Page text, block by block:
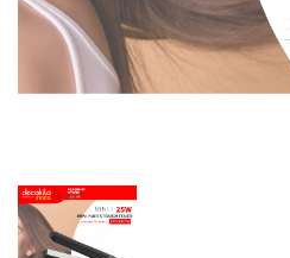
Tech,
Audio,
Bébé